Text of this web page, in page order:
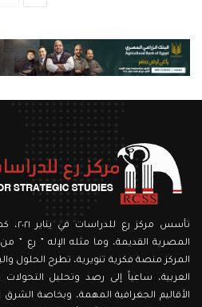
تأسس
المصرية القديمة، وما مثله الإله ” رع ”
المركز منصة فكرية تنويرية، تطرح الحلول
العربية، ساعياً إلى رصد وتحليل التحولات
الأقاليم الجغرافية المهمة، وبخاصة